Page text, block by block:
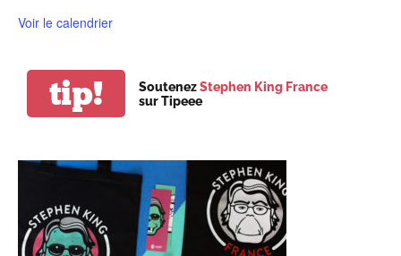
Voir le calendrier
tip! SoutenezStephen King France
sur Tipeee